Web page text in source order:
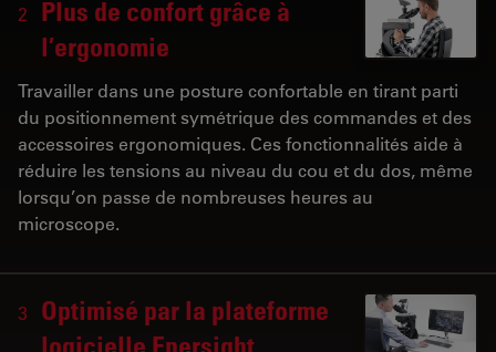
2
Plus de confort grâce à
l’ergonomie
Travailler dans une posture confortable en tirant parti
du positionnement symétrique des commandes et des
accessoires ergonomiques. Ces fonctionnalités aide à
réduire les tensions au niveau du cou et du dos, même
lorsqu’on passe de nombreuses heures au
microscope.
3
Optimisé par la plateforme
logicielle Enersight